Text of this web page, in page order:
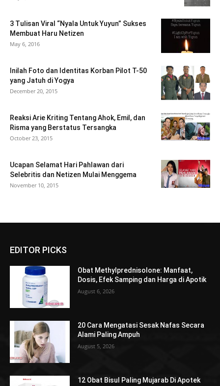
3 Tulisan Viral “Nyala Untuk Yuyun” Sukses
Membuat Haru Netizen
May 6, 2016
Inilah Foto dan Identitas Korban Pilot T-50
yang Jatuh di Yogya
December 20, 2015
Reaksi Arie Kriting Tentang Ahok, Emil, dan
Risma yang Berstatus Tersangka
October 23, 2015
Ucapan Selamat Hari Pahlawan dari
Selebritis dan Netizen Mulai Menggema
November 10, 2015
EDITOR PICKS
Obat Methylprednisolone: Manfaat,
Dosis, Efek Samping dan Harga di Apotik
August 6, 2026
20 Cara Mengatasi Sesak Nafas Secara
Alami Paling Ampuh
August 5, 2026
12 Obat Bisul Paling Mujarab Di Apotek